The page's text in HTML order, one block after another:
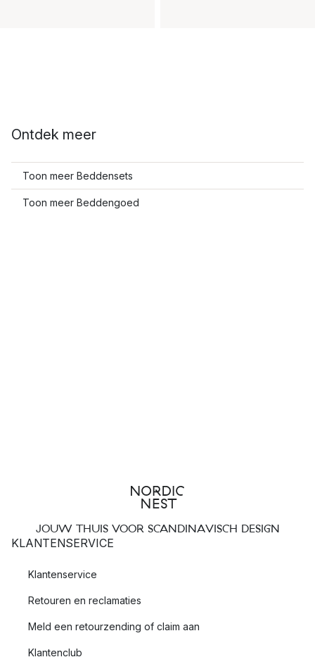
Ontdek meer
Toon meer Beddensets
Toon meer Beddengoed
JOUW THUIS VOOR SCANDINAVISCH DESIGN
KLANTENSERVICE
Klantenservice
Retouren en reclamaties
Meld een retourzending of claim aan
Klantenclub